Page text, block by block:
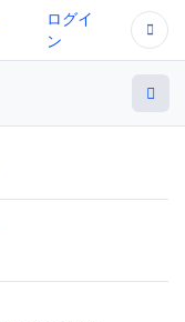
ログイ
ン